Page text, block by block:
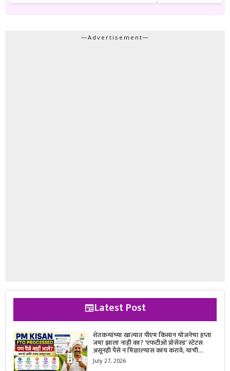
—Advertisement—
Latest Post
शेतकऱ्यांच्या खात्यात पीएम किसान योजनेचा हप्ता
जमा झाला नाही का? ‘एफटीओ प्रोसेस्ड’ स्टेटस
असूनही पैसे न मिळाल्यास काय करावे, याची
सविस्तर माहिती जाणून घ्या.
July 27, 2026